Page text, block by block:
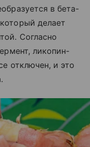
в бета-
делает
Согласно
ликопин-
отключен, и это